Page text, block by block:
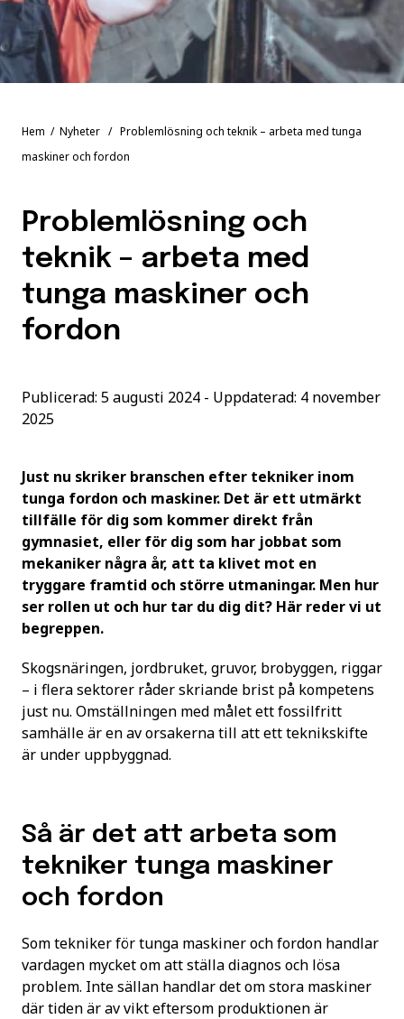
Hem / Nyheter / Problemlösning och teknik – arbeta med tunga
maskiner och fordon
Problemlösning och
teknik – arbeta med
tunga maskiner och
fordon
Publicerad: 5 augusti 2024 - Uppdaterad: 4 november
2025
Just nu skriker branschen efter tekniker inom
tunga fordon och maskiner. Det är ett utmärkt
tillfälle för dig som kommer direkt från
gymnasiet, eller för dig som har jobbat som
mekaniker några år, att ta klivet mot en
tryggare framtid och större utmaningar. Men hur
ser rollen ut och hur tar du dig dit? Här reder vi ut
begreppen.
Skogsnäringen, jordbruket, gruvor, brobyggen, riggar
– i flera sektorer råder skriande brist på kompetens
just nu. Omställningen med målet ett fossilfritt
samhälle är en av orsakerna till att ett teknikskifte
är under uppbyggnad.
Så är det att arbeta som
tekniker tunga maskiner
och fordon
Som tekniker för tunga maskiner och fordon handlar
vardagen mycket om att ställa diagnos och lösa
problem. Inte sällan handlar det om stora maskiner
där tiden är av vikt eftersom produktionen är